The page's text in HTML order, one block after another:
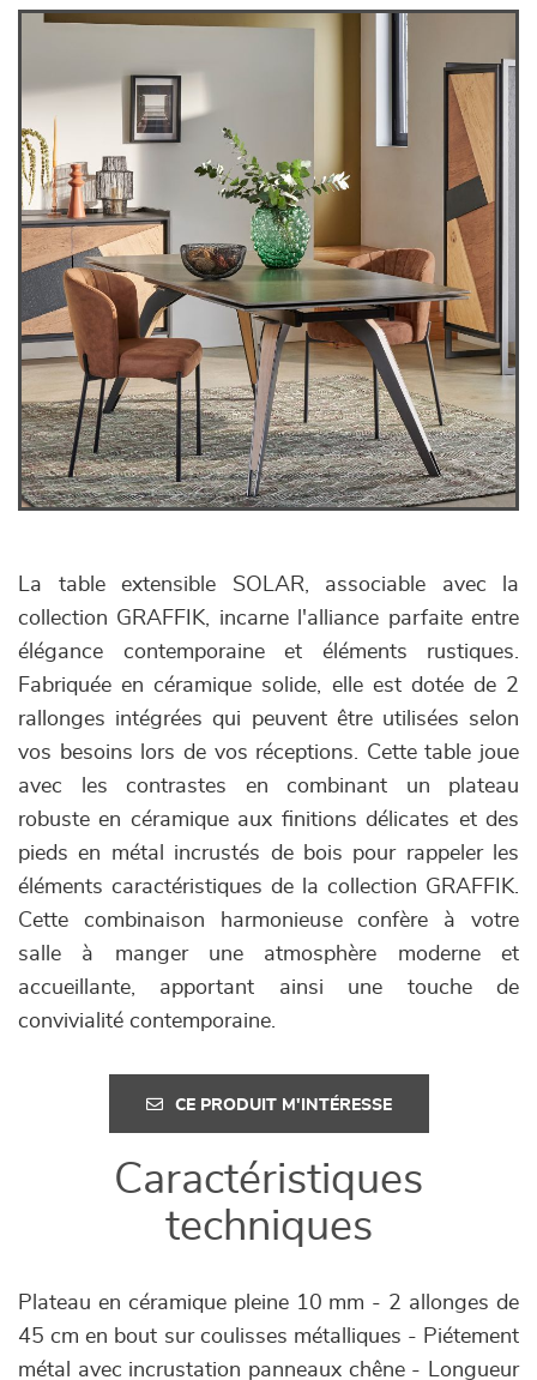
La table extensible SOLAR, associable avec la
collection GRAFFIK, incarne l'alliance parfaite entre
élégance contemporaine et éléments rustiques.
Fabriquée en céramique solide, elle est dotée de 2
rallonges intégrées qui peuvent être utilisées selon
vos besoins lors de vos réceptions. Cette table joue
avec les contrastes en combinant un plateau
robuste en céramique aux finitions délicates et des
pieds en métal incrustés de bois pour rappeler les
éléments caractéristiques de la collection GRAFFIK.
Cette combinaison harmonieuse confère à votre
salle à manger une atmosphère moderne et
accueillante, apportant ainsi une touche de
convivialité contemporaine.
CE PRODUIT M'INTÉRESSE
Caractéristiques
techniques
Plateau en céramique pleine 10 mm - 2 allonges de
45 cm en bout sur coulisses métalliques - Piétement
métal avec incrustation panneaux chêne - Longueur